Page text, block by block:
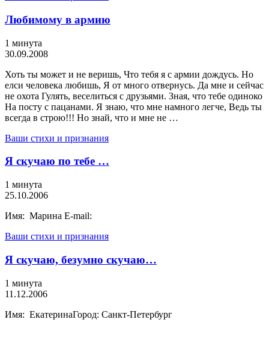
Любимому в армию
1 минута
30.09.2008
Хоть ты может и не веришь, Что тебя я с армии дождусь. Но
елси человека любишь, Я от много отвернусь. Да мне и сейчас
не охота Гулять, веселиться с друзьями. Зная, что тебе одиноко
На посту с пацанами. Я знаю, что мне намного легче, Ведь ты
всегда в строю!!! Но знай, что и мне не …
Ваши стихи и признания
Я скучаю по тебе …
1 минута
25.10.2006
Имя: Марина E-mail:
Ваши стихи и признания
Я скучаю, безумно скучаю…
1 минута
11.12.2006
Имя: ЕкатеринаГород: Санкт-Петербург